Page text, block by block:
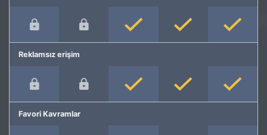
Reklamsız erişim
Favori Kavramlar